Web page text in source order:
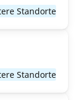
Standorte
Standorte